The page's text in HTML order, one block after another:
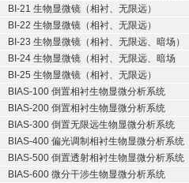
BI-21 生物显微镜（相衬、无限远）
BI-22 生物显微镜（相衬、无限远）
BI-23 生物显微镜（相衬、无限远、暗场）
BI-24 生物显微镜（相衬、无限远、暗场
BI-25 生物显微镜（相衬、无限远）
BIAS-100 倒置相衬生物显微分析系统
BIAS-200 倒置相衬生物显微分析系统
BIAS-300 倒置无限远生物显微分析系统
BIAS-400 偏光调制相衬生物显微分析系统
BIAS-500 倒置透射相衬生物显微分析系统
BIAS-600 微分干涉生物显微分析系统